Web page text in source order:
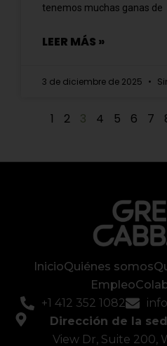
tenemos muchas ganas de
LEER MÁS »
3 de diciembre de 2025
1 2 3 4 5 6 7
InicioQuiénes somos
Empleo
+1 412 352 1082
Dirección de la
View Dr, Suite 200,